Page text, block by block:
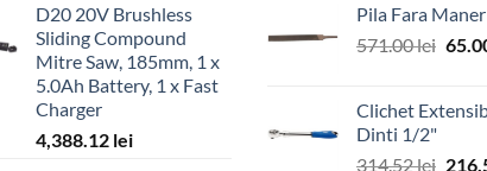
D20 20V Brushless
Sliding Compound
Mitre Saw, 185mm, 1 x
5.0Ah Battery, 1 x Fast
Charger
4,388.12 lei
Pila Fara
571.00lei
fost:
Clichet
Dinti 1/2"
314.52lei